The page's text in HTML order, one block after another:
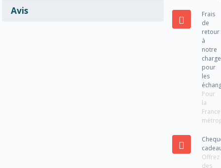
Avis
Frais
de
retour
à
notre
charge
pour
les
Pour
la
France
Offrez
des